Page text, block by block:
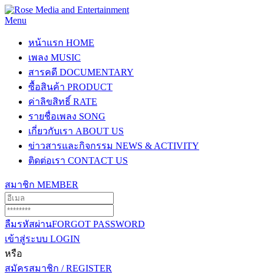
Menu
หน้าแรก HOME
เพลง MUSIC
สารคดี DOCUMENTARY
ซื้อสินค้า PRODUCT
ค่าลิขสิทธิ์ RATE
รายชื่อเพลง SONG
เกี่ยวกับเรา ABOUT US
ข่าวสารและกิจกรรม NEWS & ACTIVITY
ติดต่อเรา CONTACT US
สมาชิก MEMBER
ลืมรหัสผ่านFORGOT PASSWORD
เข้าสู่ระบบ LOGIN
หรือ
สมัครสมาชิก / REGISTER